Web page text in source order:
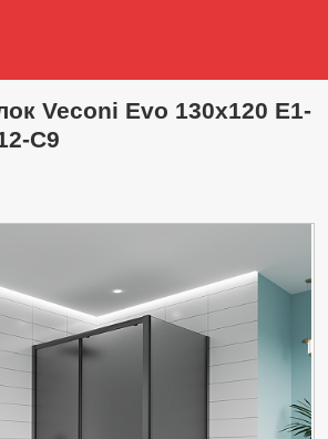
Veconi Evo 130х120 E1-
C9